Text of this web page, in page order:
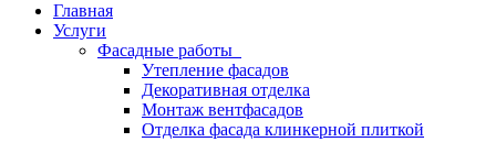
Главная
Услуги
Фасадные работы
Утепление фасадов
Декоративная отделка
Монтаж вентфасадов
Отделка фасада клинкерной плиткой